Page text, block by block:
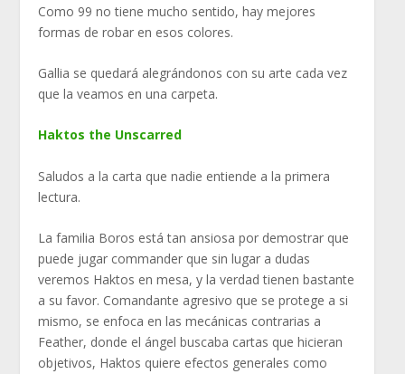
Como 99 no tiene mucho sentido, hay mejores
formas de robar en esos colores.
Gallia se quedará alegrándonos con su arte cada vez
que la veamos en una carpeta.
Haktos the Unscarred
Saludos a la carta que nadie entiende a la primera
lectura.
La familia Boros está tan ansiosa por demostrar que
puede jugar commander que sin lugar a dudas
veremos Haktos en mesa, y la verdad tienen bastante
a su favor. Comandante agresivo que se protege a si
mismo, se enfoca en las mecánicas contrarias a
Feather, donde el ángel buscaba cartas que hicieran
objetivos, Haktos quiere efectos generales como